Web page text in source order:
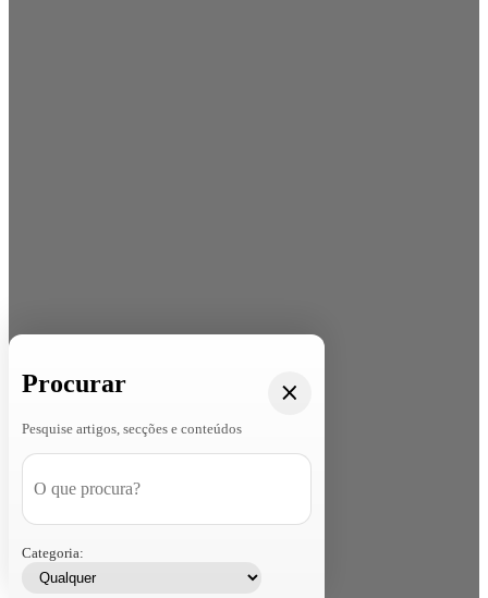
Procurar
Pesquise artigos, secções e conteúdos
Categoria: